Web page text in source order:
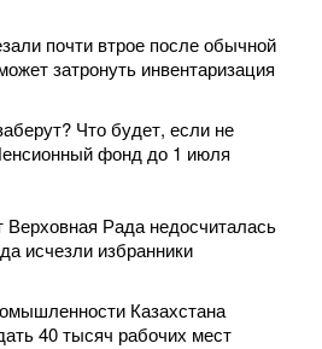
почти втрое после обычной
затронуть инвентаризация
Что будет, если не
фонд до 1 июля
Верховная Рада недосчиталась
исчезли избранники
Казахстана
40 тысяч рабочих мест